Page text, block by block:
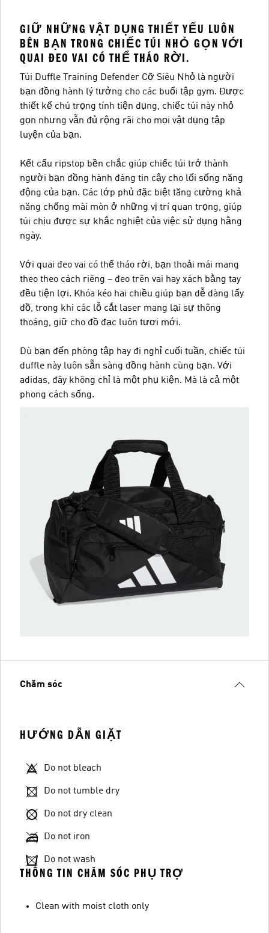
GIỮ NHỮNG VẬT DỤNG THIẾT YẾU LUÔN
BÊN BẠN TRONG CHIẾC TÚI NHỎ GỌN VỚI
QUAI ĐEO VAI CÓ THỂ THÁO RỜI.
Túi Duffle Training Defender Cỡ Siêu Nhỏ là người
bạn đồng hành lý tưởng cho các buổi tập gym. Được
thiết kế chú trọng tính tiện dụng, chiếc túi này nhỏ
gọn nhưng vẫn đủ rộng rãi cho mọi vật dụng tập
luyện của bạn.
Kết cấu ripstop bền chắc giúp chiếc túi trở thành
người bạn đồng hành đáng tin cậy cho lối sống năng
động của bạn. Các lớp phủ đặc biệt tăng cường khả
năng chống mài mòn ở những vị trí quan trọng, giúp
túi chịu được sự khắc nghiệt của việc sử dụng hằng
ngày.
Với quai đeo vai có thể tháo rời, bạn thoải mái mang
theo theo cách riêng – đeo trên vai hay xách bằng tay
đều tiện lợi. Khóa kéo hai chiều giúp bạn dễ dàng lấy
đồ, trong khi các lỗ cắt laser mang lại sự thông
thoáng, giữ cho đồ đạc luôn tươi mới.
Dù bạn đến phòng tập hay đi nghỉ cuối tuần, chiếc túi
duffle này luôn sẵn sàng đồng hành cùng bạn. Với
adidas, đây không chỉ là một phụ kiện. Mà là cả một
phong cách sống.
Chăm sóc
HƯỚNG DẪN GIẶT
Do not bleach
Do not tumble dry
Do not dry clean
Do not iron
Do not wash
THÔNG TIN CHĂM SÓC PHỤ TRỢ
Clean with moist cloth only